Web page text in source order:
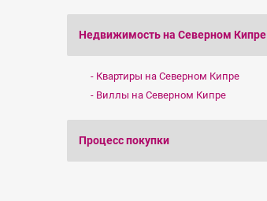
Недвижимость на Северном Кипре
Квартиры на Северном Кипре
Виллы на Северном Кипре
Процесс покупки